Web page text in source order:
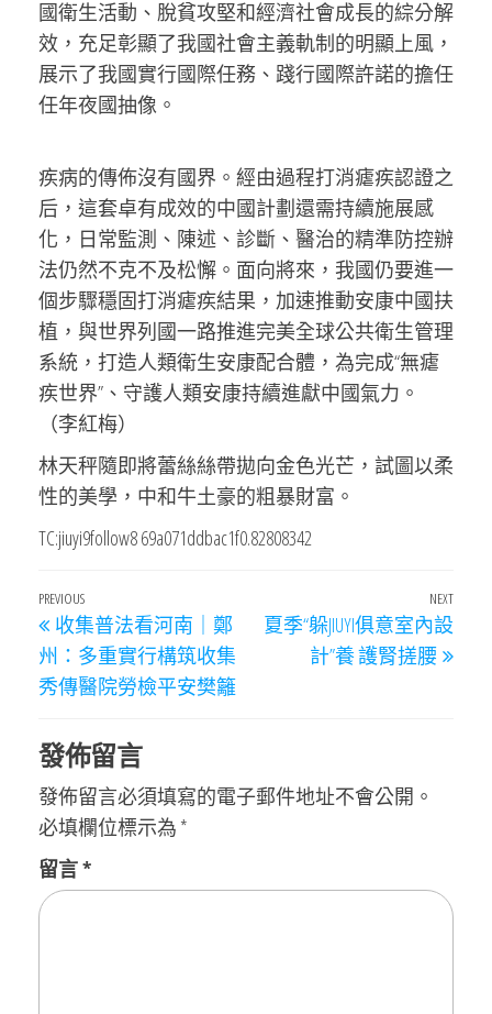
國衛生活動、脫貧攻堅和經濟社會成長的綜分解
效，充足彰顯了我國社會主義軌制的明顯上風，
展示了我國實行國際任務、踐行國際許諾的擔任
任年夜國抽像。
疾病的傳佈沒有國界。經由過程打消瘧疾認證之
后，這套卓有成效的中國計劃還需持續施展感
化，日常監測、陳述、診斷、醫治的精準防控辦
法仍然不克不及松懈。面向將來，我國仍要進一
個步驟穩固打消瘧疾結果，加速推動安康中國扶
植，與世界列國一路推進完美全球公共衛生管理
系統，打造人類衛生安康配合體，為完成“無瘧
疾世界”、守護人類安康持續進獻中國氣力。
（李紅梅）
林天秤隨即將蕾絲絲帶拋向金色光芒，試圖以柔
性的美學，中和牛土豪的粗暴財富。
TC:jiuyi9follow8 69a071ddbac1f0.82808342
文
章
導
Previous
Post
PREVIOUS
收集普法看河南｜鄭
州：多重實行構筑收集
秀傳醫院勞檢平安樊籬
Next
Post
NEXT
夏季“躲JIUYI俱意室內設
計”養 護腎搓腰
發佈留言
發佈留言必須填寫的電子郵件地址不會公開。
必填欄位標示為 *
留言*